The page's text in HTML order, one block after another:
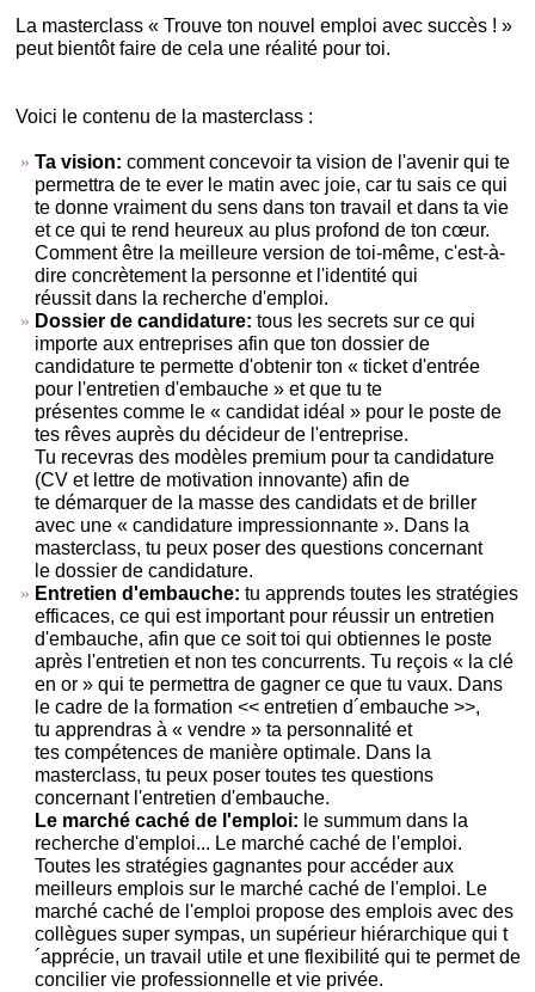
La masterclass « Trouve ton nouvel emploi avec succès ! »
peut bientôt faire de cela une réalité pour toi.
Voici le contenu de la masterclass :
Ta vision: comment concevoir ta vision de l'avenir qui te
permettra de te ever le matin avec joie, car tu sais ce qui
te donne vraiment du sens dans ton travail et dans ta vie
et ce qui te rend heureux au plus profond de ton cœur.
Comment être la meilleure version de toi-même, c'est-à-
dire concrètement la personne et l'identité qui
réussit dans la recherche d'emploi.
Dossier de candidature: tous les secrets sur ce qui
importe aux entreprises afin que ton dossier de
candidature te permette d'obtenir ton « ticket d'entrée
pour l'entretien d'embauche » et que tu te
présentes comme le « candidat idéal » pour le poste de
tes rêves auprès du décideur de l'entreprise.
Tu recevras des modèles premium pour ta candidature
(CV et lettre de motivation innovante) afin de
te démarquer de la masse des candidats et de briller
avec une « candidature impressionnante ». Dans la
masterclass, tu peux poser des questions concernant
le dossier de candidature.
Entretien d'embauche: tu apprends toutes les stratégies
efficaces, ce qui est important pour réussir un entretien
d'embauche, afin que ce soit toi qui obtiennes le poste
après l'entretien et non tes concurrents. Tu reçois « la clé
en or » qui te permettra de gagner ce que tu vaux. Dans
le cadre de la formation << entretien d´embauche >>,
tu apprendras à « vendre » ta personnalité et
tes compétences de manière optimale. Dans la
masterclass, tu peux poser toutes tes questions
concernant l'entretien d'embauche.
Le marché caché de l'emploi: le summum dans la
recherche d'emploi... Le marché caché de l'emploi.
Toutes les stratégies gagnantes pour accéder aux
meilleurs emplois sur le marché caché de l'emploi. Le
marché caché de l'emploi propose des emplois avec des
collègues super sympas, un supérieur hiérarchique qui t
´apprécie, un travail utile et une flexibilité qui te permet de
concilier vie professionnelle et vie privée.